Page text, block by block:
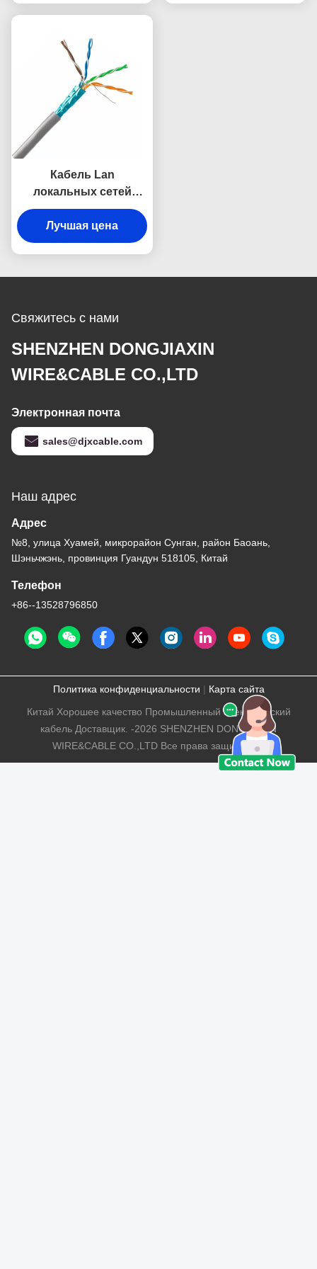
Кабель Lan
локальных сетей
HDPE медный
защищая, 4 пары
кабеля Cat5e Utp
Лучшая цена
Свяжитесь с нами
SHENZHEN DONGJIAXIN
WIRE&CABLE CO.,LTD
Электронная почта
sales@djxcable.com
Наш адрес
Адрес
№8, улица Хуамей, микрорайон Сунган, район Баоань,
Шэньчжэнь, провинция Гуандун 518105, Китай
Телефон
+86--13528796850
Политика конфиденциальности | Карта сайта
Китай Хорошее качество Промышленный электрический
кабель Доставщик. -2026 SHENZHEN DONGJIAXIN
WIRE&CABLE CO.,LTD Все права защищены.